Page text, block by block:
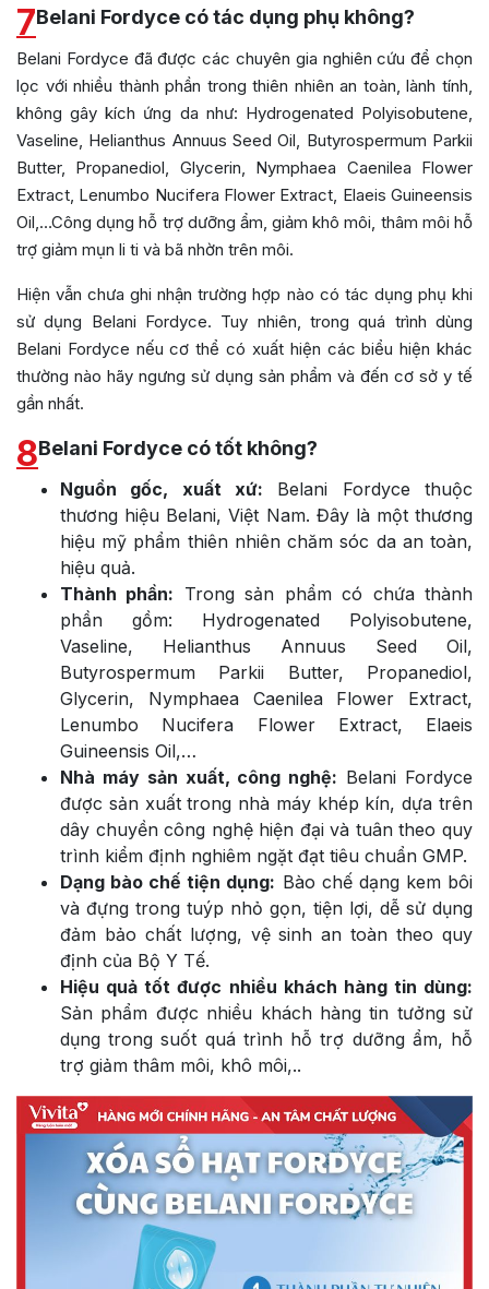
7Belani Fordyce có tác dụng phụ không?
Belani Fordyce đã được các chuyên gia nghiên cứu để chọn
lọc với nhiều thành phần trong thiên nhiên an toàn, lành tính,
không gây kích ứng da như: Hydrogenated Polyisobutene,
Vaseline, Helianthus Annuus Seed Oil, Butyrospermum Parkii
Butter, Propanediol, Glycerin, Nymphaea Caenilea Flower
Extract, Lenumbo Nucifera Flower Extract, Elaeis Guineensis
Oil,…Công dụng hỗ trợ dưỡng ẩm, giảm khô môi, thâm môi hỗ
trợ giảm mụn li ti và bã nhờn trên môi.
Hiện vẫn chưa ghi nhận trường hợp nào có tác dụng phụ khi
sử dụng Belani Fordyce. Tuy nhiên, trong quá trình dùng
Belani Fordyce nếu cơ thể có xuất hiện các biểu hiện khác
thường nào hãy ngưng sử dụng sản phẩm và đến cơ sở y tế
gần nhất.
8Belani Fordyce có tốt không?
Nguồn gốc, xuất xứ: Belani Fordyce thuộc
thương hiệu Belani, Việt Nam. Đây là một thương
hiệu mỹ phẩm thiên nhiên chăm sóc da an toàn,
hiệu quả.
Thành phần: Trong sản phẩm có chứa thành
phần gồm: Hydrogenated Polyisobutene,
Vaseline, Helianthus Annuus Seed Oil,
Butyrospermum Parkii Butter, Propanediol,
Glycerin, Nymphaea Caenilea Flower Extract,
Lenumbo Nucifera Flower Extract, Elaeis
Guineensis Oil,…
Nhà máy sản xuất, công nghệ: Belani Fordyce
được sản xuất trong nhà máy khép kín, dựa trên
dây chuyền công nghệ hiện đại và tuân theo quy
trình kiểm định nghiêm ngặt đạt tiêu chuẩn GMP.
Dạng bào chế tiện dụng: Bào chế dạng kem bôi
và đựng trong tuýp nhỏ gọn, tiện lợi, dễ sử dụng
đảm bảo chất lượng, vệ sinh an toàn theo quy
định của Bộ Y Tế.
Hiệu quả tốt được nhiều khách hàng tin dùng:
Sản phẩm được nhiều khách hàng tin tưởng sử
dụng trong suốt quá trình hỗ trợ dưỡng ẩm, hỗ
trợ giảm thâm môi, khô môi,..